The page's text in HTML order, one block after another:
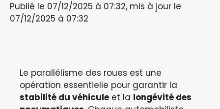
Publié le 07/12/2025 à 07:32, mis à jour le
07/12/2025 à 07:32
Le parallélisme des roues est une
opération essentielle pour garantir la
stabilité du véhicule et la longévité des